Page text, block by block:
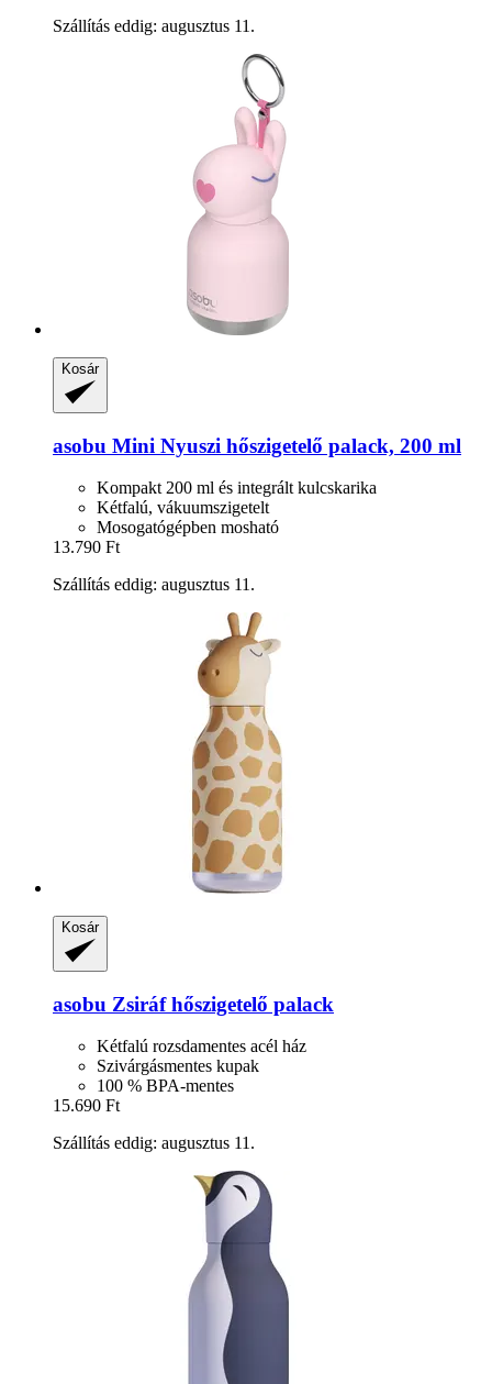
Szállítás eddig: augusztus 11.
Kosár
asobu Mini Nyuszi hőszigetelő palack, 200 ml
Kompakt 200 ml és integrált kulcskarika
Kétfalú, vákuumszigetelt
Mosogatógépben mosható
13.790 Ft
Szállítás eddig: augusztus 11.
Kosár
asobu Zsiráf hőszigetelő palack
Kétfalú rozsdamentes acél ház
Szivárgásmentes kupak
100 % BPA-mentes
15.690 Ft
Szállítás eddig: augusztus 11.